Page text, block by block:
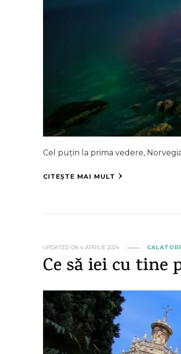
Cel puțin la prima vedere,
CITEȘTE MAI MULT
UPDATED ON 4 APRILIE 2024
Ce să iei cu tine